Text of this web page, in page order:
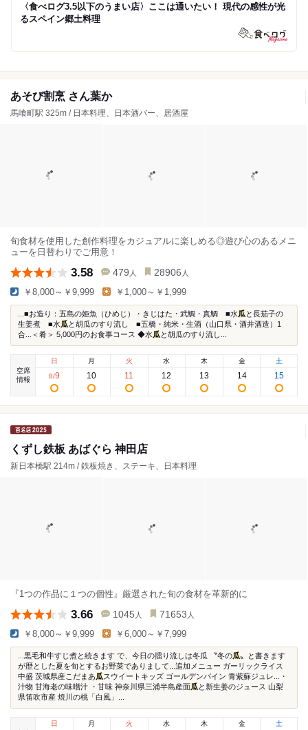
〈食べログ3.5以下のうまい店〉ここは通いたい！ 現代の感性が光
るスペイン郷土料理
あそび割烹 さん葉か
馬喰町駅 325m / 日本料理、日本酒バー、居酒屋
旬食材を使用した創作料理をカジュアルに楽しめる◎遊び心のあるメニ
ューを日替わりでご用意！
3.58 479 人 28906 人
￥8,000～￥9,999 ￥1,000～￥1,999
...■お造り：五島の姫魚（ひめじ）・きじはた・武鯛・真鯛 ■水 瓜 と長茄子の
生姜煮 ■水 瓜 と胡瓜のすり流し ■五橋・純米・生酒（山口県・酒井酒造）1
合...＜肴＞ 5,000円のお食事コース ◆水 瓜 と胡瓜のすり流し...
空席
情報
日
8/9
月
10
火
11
水
12
木
13
金
14
土
15
くずし鉄板 あばぐら 神田店
新日本橋駅 214m / 鉄板焼き、ステーキ、日本料理
『1つの作品に１つの個性』厳選された旬の食材を革新的に
3.66 1045 人 71653 人
￥8,000～￥9,999 ￥6,000～￥7,999
...黒毛和牛すじ煮と続きます で、今日の擂り流しは冬瓜 〝冬の瓜〟と書きます
が歴とした夏を旬とするお野菜でありまして...追加メニュー ガーリックライス
中盛 茨城県産こだまあ 瓜スウイートキッズ ゴールデンパイン 青紫蘇ジュレ...・
汁物 甘海老の味噌汁 ・甘味 神奈川県三浦半島産面瓜 と新生姜のジュース 山梨
県笛吹市産 焼川の桃「白風」...
日 月 火 水 木 金 土